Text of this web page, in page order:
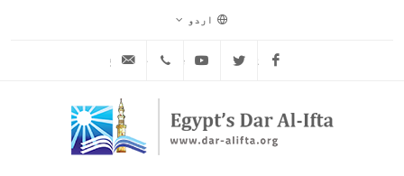
اردو
Facebook
Twitter
Youtube